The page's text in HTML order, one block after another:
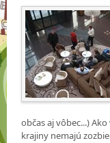
občas aj vôbec...)
krajiny nemajú